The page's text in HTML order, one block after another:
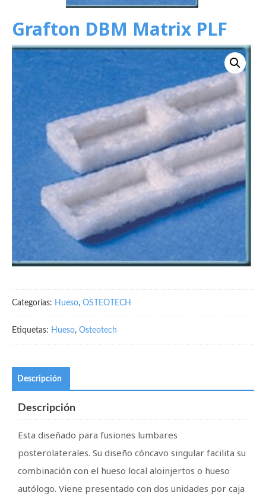
Grafton DBM Matrix PLF
Categorías: Hueso, OSTEOTECH
Etiquetas: Hueso, Osteotech
Descripción
Descripción
Esta diseñado para fusiones lumbares
posterolaterales. Su diseño cóncavo singular facilita su
combinación con el hueso local aloinjertos o hueso
autólogo. Viene presentado con dos unidades por caja